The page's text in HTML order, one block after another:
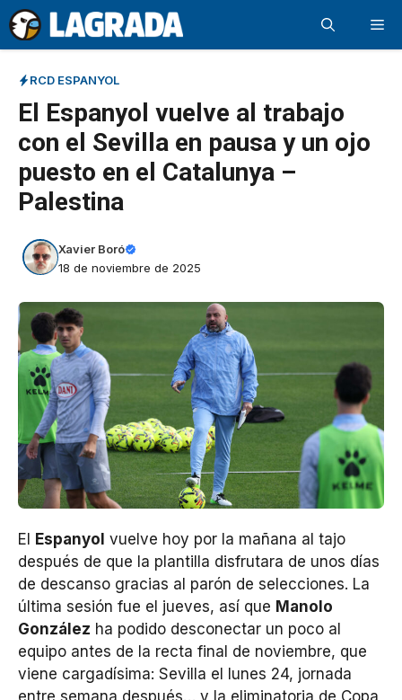
Saltar
al
contenido
RCD ESPANYOL
El Espanyol vuelve al trabajo
con el Sevilla en pausa y un ojo
puesto en el Catalunya –
Palestina
Xavier Boró
18 de noviembre de 2025
El Espanyol vuelve hoy por la mañana al tajo
después de que la plantilla disfrutara de unos días
de descanso gracias al parón de selecciones. La
última sesión fue el jueves, así que Manolo
González ha podido desconectar un poco al
equipo antes de la recta final de noviembre, que
viene cargadísima: Sevilla el lunes 24, jornada
entre semana después… y la eliminatoria de Copa